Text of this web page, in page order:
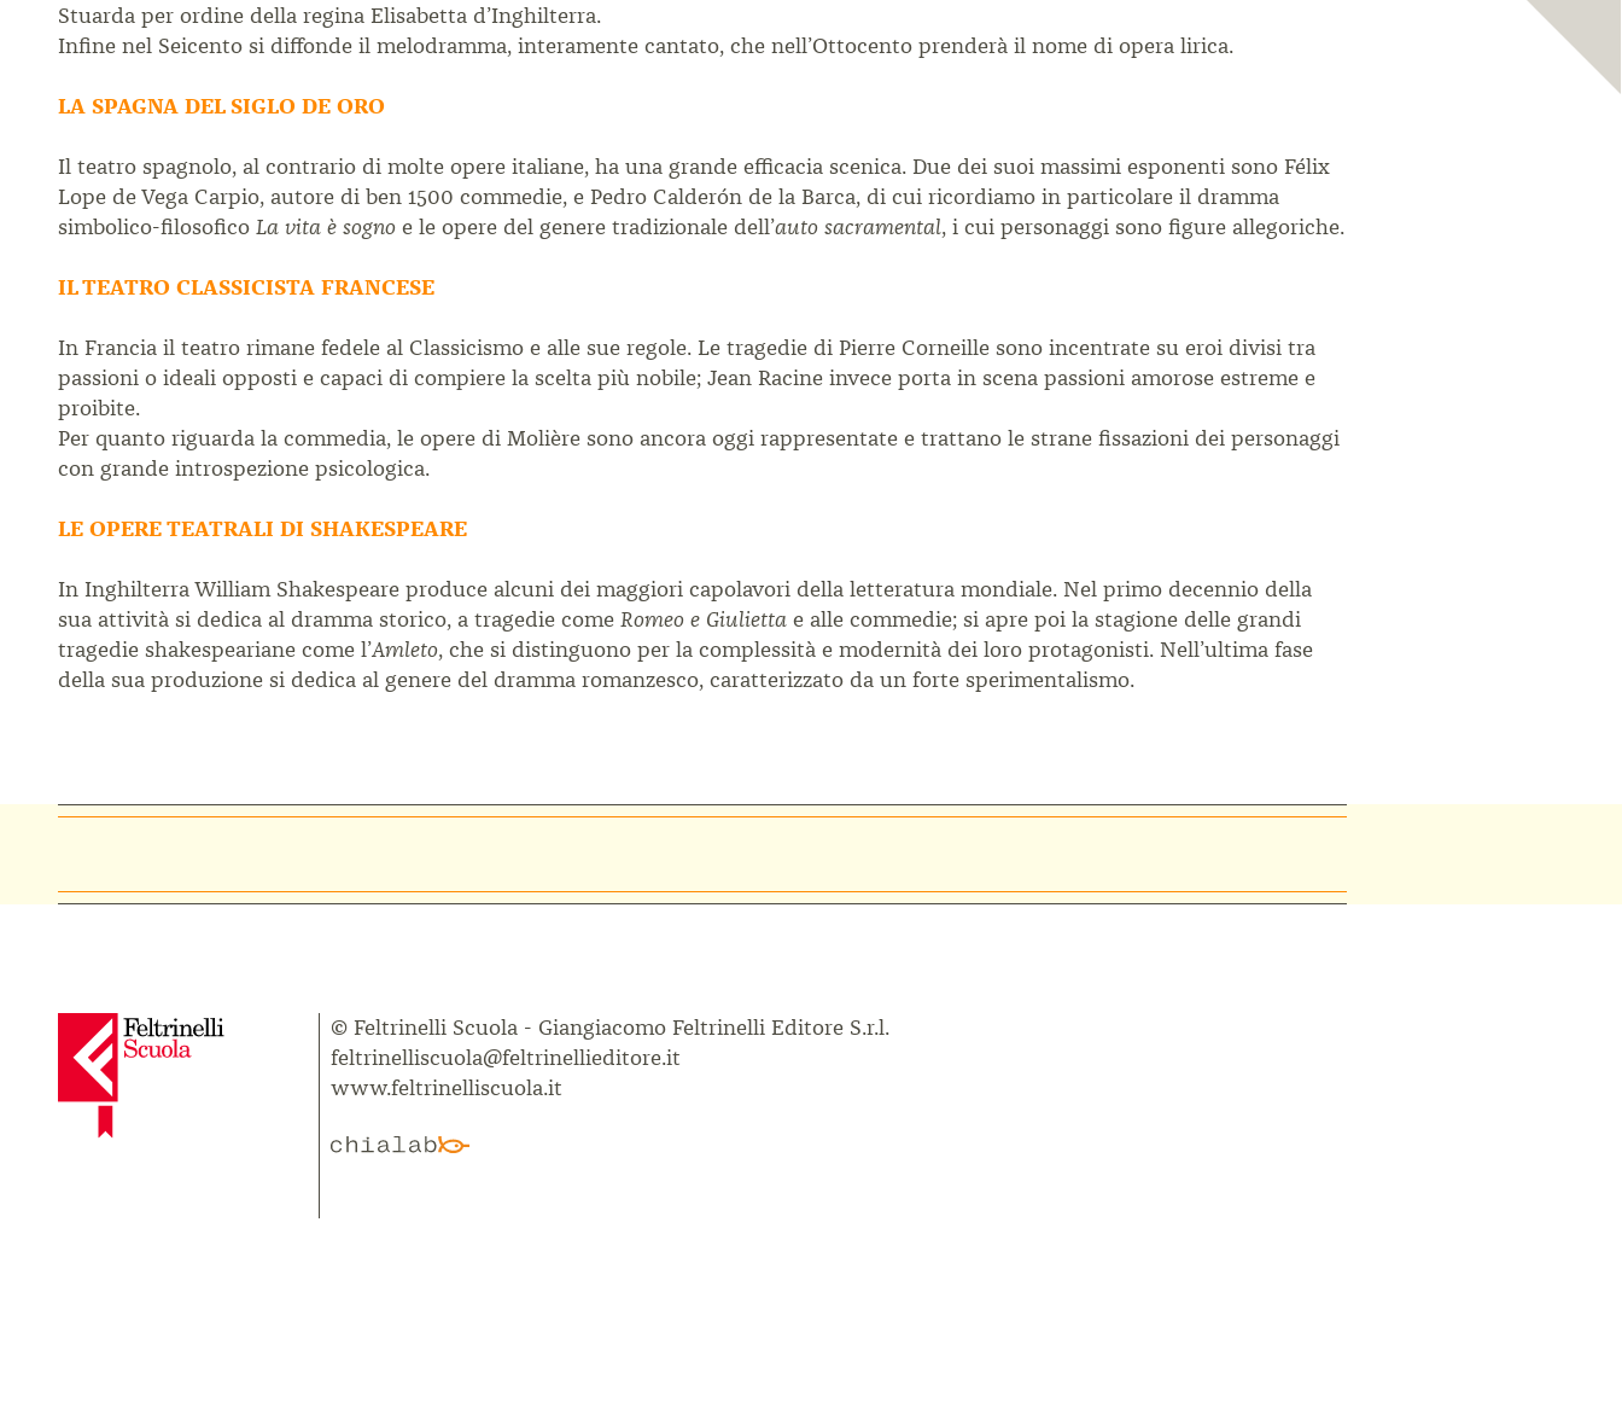
Stuarda per ordine della regina Elisabetta d’Inghilterra.
Infine nel Seicento si diffonde il melodramma, interamente cantato, che nell’Ottocento prenderà il nome di opera lirica.
LA SPAGNA DEL SIGLO DE ORO
Il teatro spagnolo, al contrario di molte opere italiane, ha una grande efficacia scenica. Due dei suoi massimi esponenti sono Félix
Lope de Vega Carpio, autore di ben 1500 commedie, e Pedro Calderón de la Barca, di cui ricordiamo in particolare il dramma
simbolico-filosofico La vita è sogno e le opere del genere tradizionale dell’auto sacramental, i cui personaggi sono figure allegoriche.
IL TEATRO CLASSICISTA FRANCESE
In Francia il teatro rimane fedele al Classicismo e alle sue regole. Le tragedie di Pierre Corneille sono incentrate su eroi divisi tra
passioni o ideali opposti e capaci di compiere la scelta più nobile; Jean Racine invece porta in scena passioni amorose estreme e
proibite.
Per quanto riguarda la commedia, le opere di Molière sono ancora oggi rappresentate e trattano le strane fissazioni dei personaggi
con grande introspezione psicologica.
LE OPERE TEATRALI DI SHAKESPEARE
In Inghilterra William Shakespeare produce alcuni dei maggiori capolavori della letteratura mondiale. Nel primo decennio della
sua attività si dedica al dramma storico, a tragedie come Romeo e Giulietta e alle commedie; si apre poi la stagione delle grandi
tragedie shakespeariane come l’Amleto, che si distinguono per la complessità e modernità dei loro protagonisti. Nell’ultima fase
della sua produzione si dedica al genere del dramma romanzesco, caratterizzato da un forte sperimentalismo.
© Feltrinelli Scuola - Giangiacomo Feltrinelli Editore S.r.l.
feltrinelliscuola@feltrinellieditore.it
www.feltrinelliscuola.it